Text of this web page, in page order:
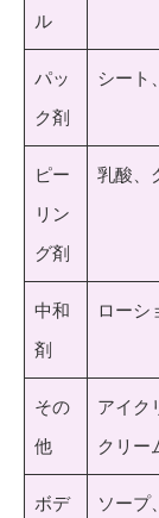
ル
パッ
ク剤
シート
ピー
リン
グ剤
乳酸、
中和
剤
ローシ
その
他
アイク
クリー
ボデ
ソープ